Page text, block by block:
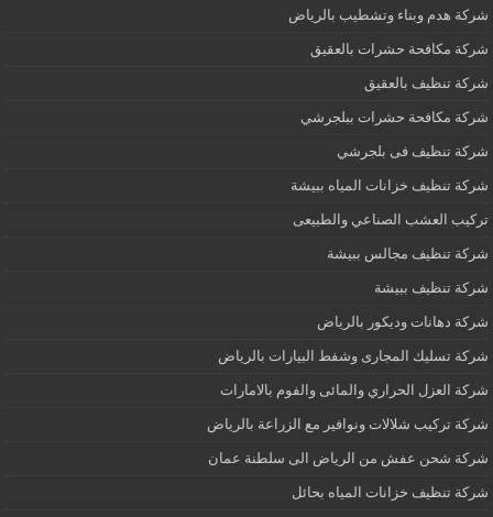
شركة هدم وبناء وتشطيب بالرياض
شركة مكافحة حشرات بالعقيق
شركة تنظيف بالعقيق
شركة مكافحة حشرات ببلجرشي
شركة تنظيف فى بلجرشي
شركة تنظيف خزانات المياه ببيشة
تركيب العشب الصناعي والطبيعى
شركة تنظيف مجالس ببيشة
شركة تنظيف ببيشة
شركة دهانات وديكور بالرياض
شركة تسليك المجارى وشفط البيارات بالرياض
شركة العزل الحراري والمائى والفوم بالامارات
شركة تركيب شلالات ونوافير مع الزراعة بالرياض
شركة شحن عفش من الرياض الى سلطنة عمان
شركة تنظيف خزانات المياه بحائل